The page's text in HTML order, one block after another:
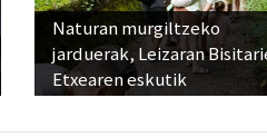
Naturan murgiltzeko
jarduerak, Leizaran
Etxearen eskutik